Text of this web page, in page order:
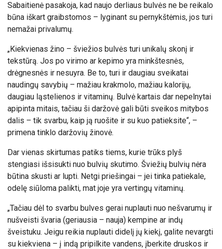
Sabaitienė pasakoja, kad naujo derliaus bulvės ne be reikalo
būna iškart graibstomos – lyginant su pernykštėmis, jos turi
nemažai privalumų.
„Kiekvienas žino – šviežios bulvės turi unikalų skonį ir
tekstūrą. Jos po virimo ar kepimo yra minkštesnės,
drėgnesnės ir nesuyra. Be to, turi ir daugiau sveikatai
naudingų savybių – mažiau krakmolo, mažiau kalorijų,
daugiau ląstelienos ir vitaminų. Bulvė kartais dar nepelnytai
apipinta mitais, tačiau ši daržovė gali būti sveikos mitybos
dalis – tik svarbu, kaip ją ruošite ir su kuo patieksite“, –
primena tinklo daržovių žinovė.
Dar vienas skirtumas patiks tiems, kurie trūks plyš
stengiasi išsisukti nuo bulvių skutimo. Šviežių bulvių nėra
būtina skusti ar lupti. Netgi priešingai – jei tinka patiekale,
odelę siūloma palikti, mat joje yra vertingų vitaminų.
„Tačiau dėl to svarbu bulves gerai nuplauti nuo nešvarumų ir
nušveisti švaria (geriausia – nauja) kempine ar indų
šveistuku. Jeigu reikia nuplauti didelį jų kiekį, galite nevargti
su kiekviena – į indą pripilkite vandens, įberkite druskos ir